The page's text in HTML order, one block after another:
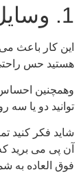
1. وسایل را قبل از بسته بندی تمیز کنید
این کار باعث
هستید حس
وهمچنین
توانید دو یا
شاید فکر کنید
آن پی می برید
فوق العاده به